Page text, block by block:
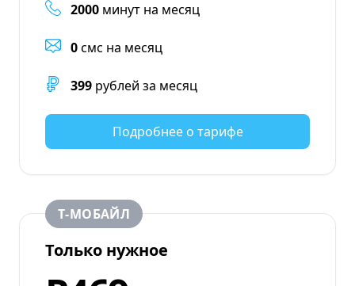
2000 минут на месяц
0смс на месяц
399 рублей за месяц
Подробнее о тарифе
Т‑МОБАЙЛ
Только нужное